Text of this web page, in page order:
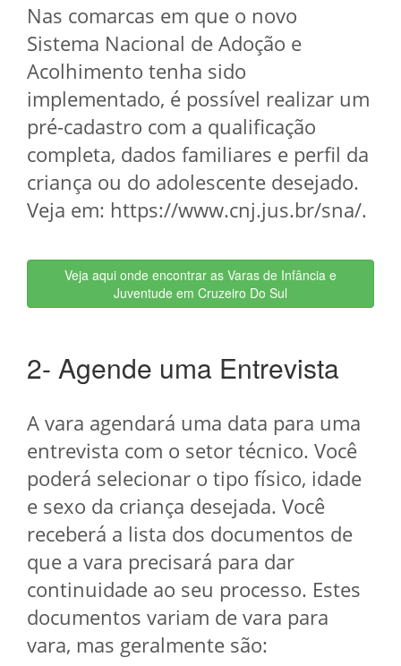
Nas comarcas em que o novo
Sistema Nacional de Adoção e
Acolhimento tenha sido
implementado, é possível realizar um
pré-cadastro com a qualificação
completa, dados familiares e perfil da
criança ou do adolescente desejado.
Veja em: https://www.cnj.jus.br/sna/.
Veja aqui onde encontrar as Varas de Infância e
Juventude em Cruzeiro Do Sul
2- Agende uma Entrevista
A vara agendará uma data para uma
entrevista com o setor técnico. Você
poderá selecionar o tipo físico, idade
e sexo da criança desejada. Você
receberá a lista dos documentos de
que a vara precisará para dar
continuidade ao seu processo. Estes
documentos variam de vara para
vara, mas geralmente são: